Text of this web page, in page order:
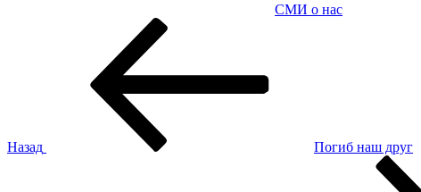
СМИ о нас
Назад
Погиб наш друг